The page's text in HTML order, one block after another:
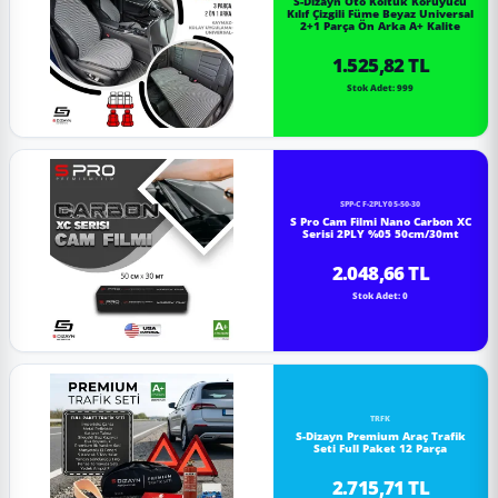
Kılıf Çizgili Füme Beyaz Universal
2+1 Parça Ön Arka A+ Kalite
1.525,82 TL
Stok Adet: 999
SPP-CF-2PLY05-50-30
S Pro Cam Filmi Nano Carbon XC
Serisi 2PLY %05 50cm/30mt
2.048,66 TL
Stok Adet: 0
TRFK
S-Dizayn Premium Araç Trafik
Seti Full Paket 12 Parça
2.715,71 TL